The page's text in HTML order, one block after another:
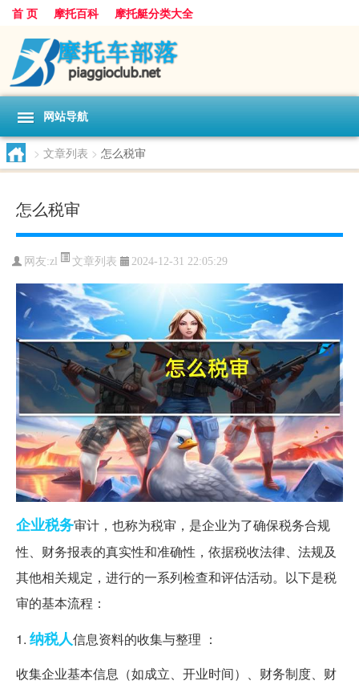
首 页 摩托百科 摩托艇分类大全
网站导航
> 文章列表 > 怎么税审
怎么税审
网友:zl 文章列表 2024-12-31 22:05:29
企业税务审计，也称为税审，是企业为了确保税务合规
性、财务报表的真实性和准确性，依据税收法律、法规及
其他相关规定，进行的一系列检查和评估活动。以下是税
审的基本流程：
1. 纳税人信息资料的收集与整理 ：
收集企业基本信息（如成立、开业时间）、财务制度、财